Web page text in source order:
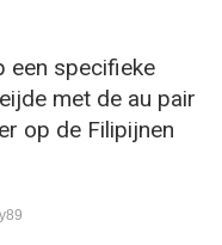
een specifieke
met de au pair
op de Filipijnen